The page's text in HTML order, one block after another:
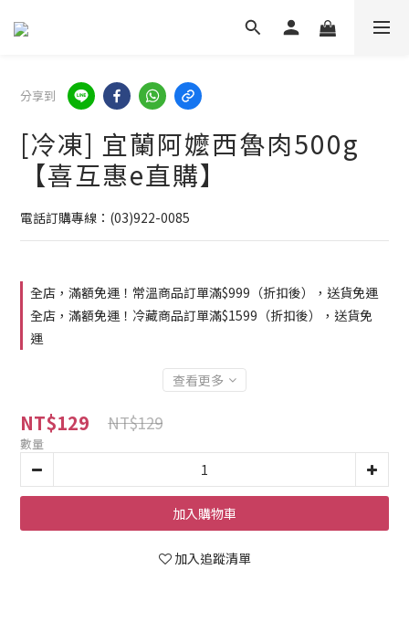
分享到
[冷凍] 宜蘭阿嬤西魯肉500g
【喜互惠e直購】
電話訂購專線：(03)922-0085
全店，滿額免運！常溫商品訂單滿$999（折扣後），送貨免運
全店，滿額免運！冷藏商品訂單滿$1599（折扣後），送貨免
運
查看更多
NT$129 NT$129
數量
加入購物車
加入追蹤清單